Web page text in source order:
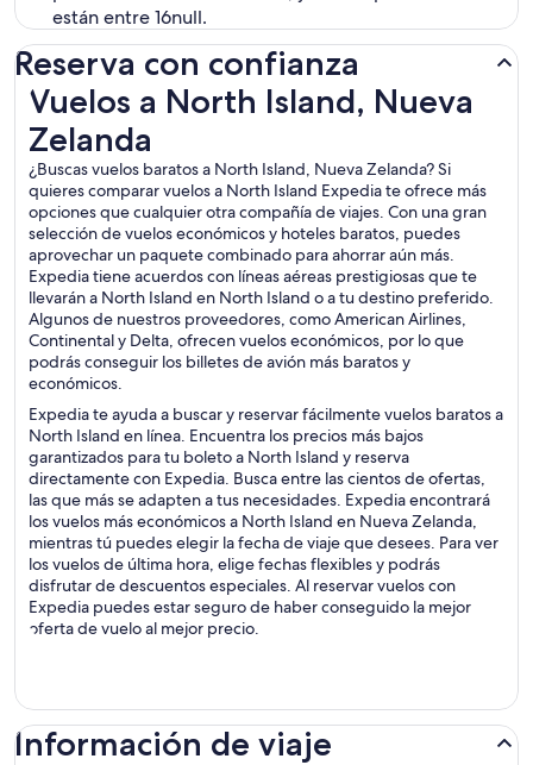
están entre 16null.
Reserva con confianza
Vuelos a North Island, Nueva
Zelanda
¿Buscas vuelos baratos a North Island, Nueva Zelanda? Si
quieres comparar vuelos a North Island Expedia te ofrece más
opciones que cualquier otra compañía de viajes. Con una gran
selección de vuelos económicos y hoteles baratos, puedes
aprovechar un paquete combinado para ahorrar aún más.
Expedia tiene acuerdos con líneas aéreas prestigiosas que te
llevarán a North Island en North Island o a tu destino preferido.
Algunos de nuestros proveedores, como American Airlines,
Continental y Delta, ofrecen vuelos económicos, por lo que
podrás conseguir los billetes de avión más baratos y
económicos.
Expedia te ayuda a buscar y reservar fácilmente vuelos baratos a
North Island en línea. Encuentra los precios más bajos
garantizados para tu boleto a North Island y reserva
directamente con Expedia. Busca entre las cientos de ofertas,
las que más se adapten a tus necesidades. Expedia encontrará
los vuelos más económicos a North Island en Nueva Zelanda,
mientras tú puedes elegir la fecha de viaje que desees. Para ver
los vuelos de última hora, elige fechas flexibles y podrás
disfrutar de descuentos especiales. Al reservar vuelos con
Expedia puedes estar seguro de haber conseguido la mejor
oferta de vuelo al mejor precio.
Vuelos a North Island, Nueva Zelanda
Información de viaje